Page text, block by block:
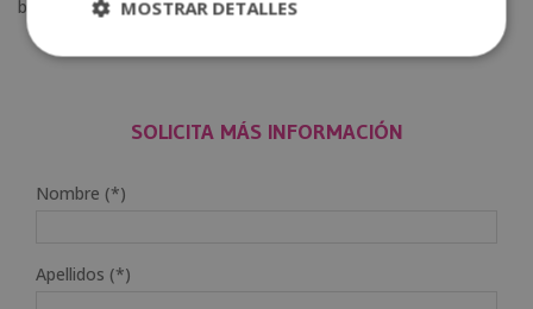
buscará la prevención para un desarrollo integral.
SOLICITA MÁS INFORMACIÓN
Nombre (*)
Apellidos (*)
MOSTRAR DETALLES